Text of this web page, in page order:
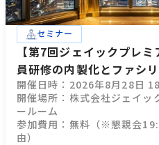
セミナー
【第7回ジェイックプレ
員研修の内製化とファシ
ツ
開催日時：2026年8月28日
開催場所：株式会社ジェイ
ールーム
参加費用：無料（※懇親会
由）